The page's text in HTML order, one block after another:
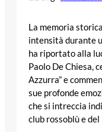
La memoria
intensità durante
ha riportato alla
Paolo De Chiesa,
Azzurra” e
sue profonde
che si intreccia
club rossoblù e del